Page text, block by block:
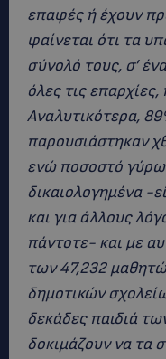
επαφές ή έχουν
φαίνεται ότι τα
σύνολό τους, σ’
όλες τις
Αναλυτικότερα,
παρουσιάστηκαν
ενώ ποσοστό
δικαιολογημένα -
και για άλλους
πάντοτε- και με
των 47,232
δημοτικών
δεκάδες παιδιά
δοκιμάζουν να τα